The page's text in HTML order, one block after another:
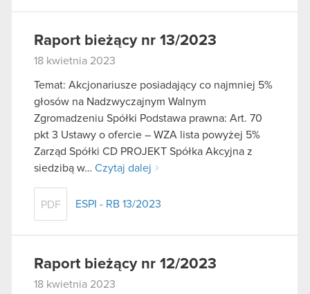
Raport bieżący nr 13/2023
18 kwietnia 2023
Temat: Akcjonariusze posiadający co najmniej 5%
głosów na Nadzwyczajnym Walnym
Zgromadzeniu Spółki Podstawa prawna: Art. 70
pkt 3 Ustawy o ofercie – WZA lista powyżej 5%
Zarząd Spółki CD PROJEKT Spółka Akcyjna z
siedzibą w… Czytaj dalej
PDF ESPI - RB 13/2023
Raport bieżący nr 12/2023
18 kwietnia 2023